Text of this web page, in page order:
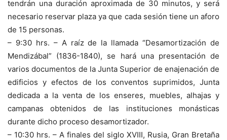
tendrán una duración aproximada de 30 minutos, y será
necesario reservar plaza ya que cada sesión tiene un aforo
de 15 personas.
– 9:30 hrs. – A raíz de la llamada “Desamortización de
Mendizábal” (1836-1840), se hará una presentación de
varios documentos de la Junta Superior de enajenación de
edificios y efectos de los conventos suprimidos, Junta
dedicada a la venta de los enseres, muebles, alhajas y
campanas obtenidos de las instituciones monásticas
durante dicho proceso desamortizador.
– 10:30 hrs. – A finales del siglo XVIII, Rusia, Gran Bretaña